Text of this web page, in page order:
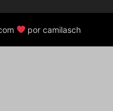
por camilasch